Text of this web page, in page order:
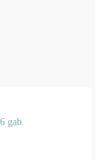
gab.